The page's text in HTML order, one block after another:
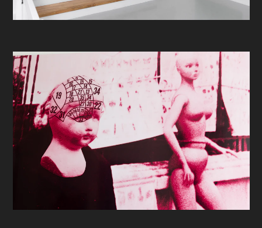
pseudovitenskapelige læren om
fysiologen Franz Joseph Gall. Tanken
var at våre personlighetstrekk
kommer til syne i hjernens fysiske
struktur og videre på hodeskallens
ytre form. Inndelingen i 35 partier
skulle gjøre det mulig å avdekke et
menneskes personlighet ved å
kjenne på skallens fasong. Til tross
for at dette positivistiske ønsket om
klassifisering ble vel mottatt i sin tid,